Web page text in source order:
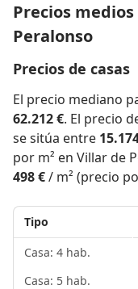
Precios
Peralonso
Precios de casas
El precio mediano
62.212 €. El precio
se sitúa entre
por m² en Villar de
498 €/ m² (precio
Tipo
Casa: 4 hab.
Casa: 5 hab.